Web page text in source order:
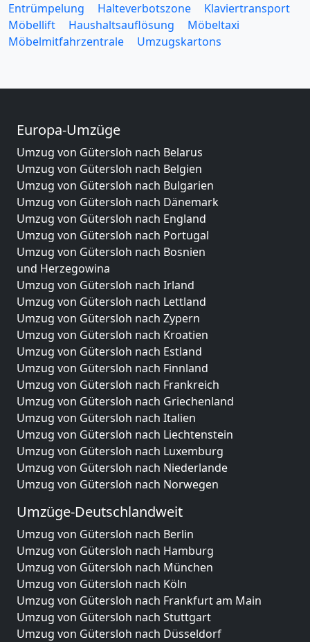
Entrümpelung
Halteverbotszone
Klaviertransport
Möbellift
Haushaltsauflösung
Möbeltaxi
Möbelmitfahrzentrale
Umzugskartons
Europa-Umzüge
Umzug von Gütersloh nach Belarus
Umzug von Gütersloh nach Belgien
Umzug von Gütersloh nach Bulgarien
Umzug von Gütersloh nach Dänemark
Umzug von Gütersloh nach England
Umzug von Gütersloh nach Portugal
Umzug von Gütersloh nach Bosnien
und Herzegowina
Umzug von Gütersloh nach Irland
Umzug von Gütersloh nach Lettland
Umzug von Gütersloh nach Zypern
Umzug von Gütersloh nach Kroatien
Umzug von Gütersloh nach Estland
Umzug von Gütersloh nach Finnland
Umzug von Gütersloh nach Frankreich
Umzug von Gütersloh nach Griechenland
Umzug von Gütersloh nach Italien
Umzug von Gütersloh nach Liechtenstein
Umzug von Gütersloh nach Luxemburg
Umzug von Gütersloh nach Niederlande
Umzug von Gütersloh nach Norwegen
Umzüge-Deutschlandweit
Umzug von Gütersloh nach Berlin
Umzug von Gütersloh nach Hamburg
Umzug von Gütersloh nach München
Umzug von Gütersloh nach Köln
Umzug von Gütersloh nach Frankfurt am Main
Umzug von Gütersloh nach Stuttgart
Umzug von Gütersloh nach Düsseldorf